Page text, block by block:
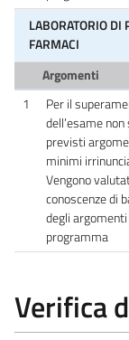
LABORATORIO DI
FARMACI
Argomenti
1
Per il
dell’esame non
previsti
minimi
Vengono
conoscenze di
degli
programma
Verifica